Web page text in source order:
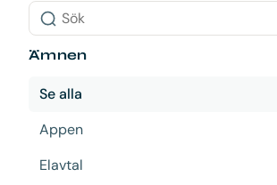
Sök
Ämnen
Se alla
Appen
Elavtal